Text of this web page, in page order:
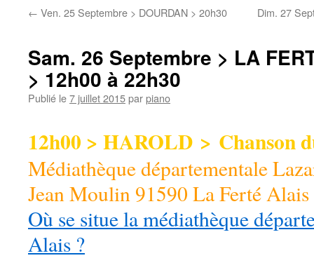
← Ven. 25 Septembre > DOURDAN > 20h30 Dim. 27
Sam. 26 Septembre > LA
> 12h00 à 22h30
Publié le7 juillet 2015parpiano
12h00 > HAROLD > Chanson
Médiathèque départementale
Jean Moulin 91590 La Ferté
Où se situe la médiathèque
Alais ?